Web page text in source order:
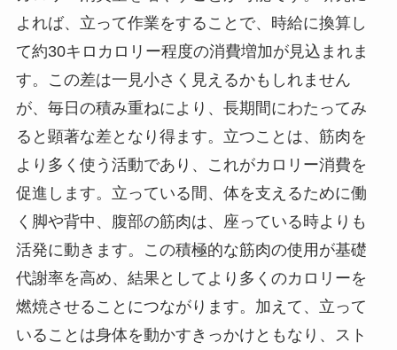
よれば、立って作業をすることで、時給に換算し
て約30キロカロリー程度の消費増加が見込まれま
す。この差は一見小さく見えるかもしれません
が、毎日の積み重ねにより、長期間にわたってみ
ると顕著な差となり得ます。立つことは、筋肉を
より多く使う活動であり、これがカロリー消費を
促進します。立っている間、体を支えるために働
く脚や背中、腹部の筋肉は、座っている時よりも
活発に動きます。この積極的な筋肉の使用が基礎
代謝率を高め、結果としてより多くのカロリーを
燃焼させることにつながります。加えて、立って
いることは身体を動かすきっかけともなり、スト